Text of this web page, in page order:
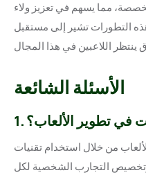
مما يسهم في تعزيز ولاء
هذه التطورات تشير إلى مستقبل
الأسئلة الشائعة
في تطوير الألعاب؟
من خلال استخدام تقنيات
التجارب الشخصية لكل